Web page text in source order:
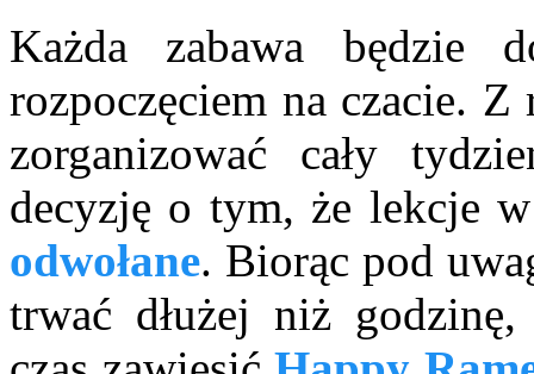
Każda zabawa będzie
rozpoczęciem na czacie.
zorganizować cały
decyzję o tym, że lekcje
odwołane. Biorąc pod
trwać dłużej niż